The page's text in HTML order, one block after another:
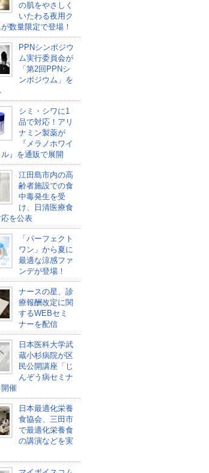
の肌をやさしく
いたわる夜用ク
が数量限定で登場！
PPNシンポジウ
ム実行委員会が
「第2回PPNシ
ンポジウム」を
シミ・シワに1
品で対応！アリ
ナミン製薬が
『メラノホワイ
ル』を通販で展開
江田島市内の高
齢者施設での食
中毒発生を受
け、日清医療食
を公表
「パーフェクト
ワン」から夏に
最適な涼感ファ
ンデが登場！
ナースの星、診
療報酬改定に関
するWEBセミ
ナーを配信
日本医科大学武
蔵小杉病院が区
民公開講座「じ
んぞう病セミナ
催
日本最適化栄養
食協会、三田市
で最適化栄養食
の講演などを実